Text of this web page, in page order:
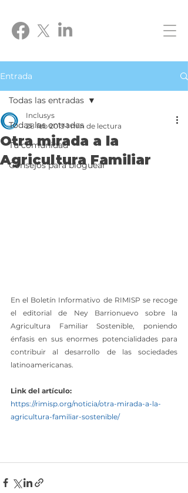
Entrada
Todas las entradas
Tu comunidad
Consejos para bloguear
Todas las entradas
Otra mirada a la
Agricultura Familiar
Inclusys
28 feb 2019 1 min de lectura
En el Boletín Informativo de RIMISP se recoge
el editorial de Ney Barrionuevo sobre la
Agricultura Familiar Sostenible, poniendo
énfasis en sus enormes potencialidades para
contribuir al desarrollo de las sociedades
latinoamericanas.
Link del artículo:
https://rimisp.org/noticia/otra-mirada-a-la-
agricultura-familiar-sostenible/